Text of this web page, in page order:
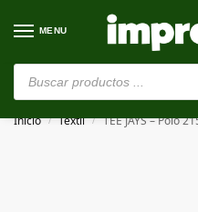
MENU
⚠️ Estamos en
Inicio / Textil / TEE JAYS – Polo